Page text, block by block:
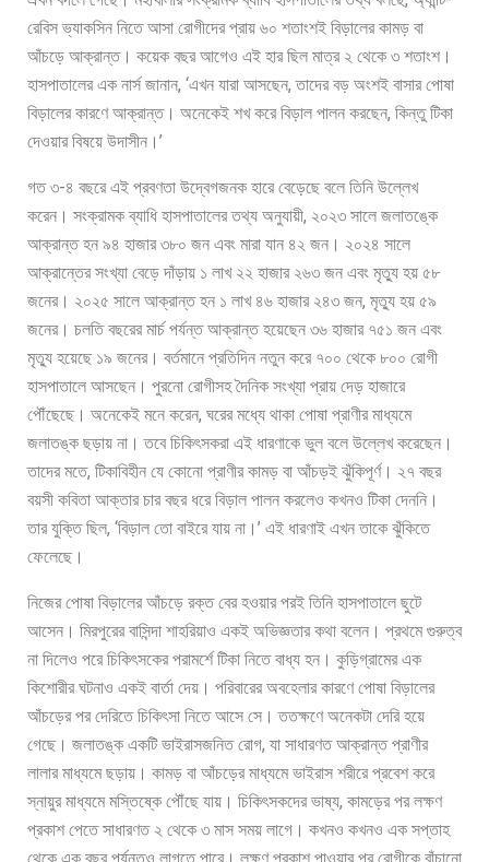
রেবিস ভ্যাকসিন নিতে আসা রোগীদের প্রায় ৬০ শতাংশই বিড়ালের কামড় বা
আঁচড়ে আক্রান্ত। কয়েক বছর আগেও এই হার ছিল মাত্র ২ থেকে ৩ শতাংশ।
হাসপাতালের এক নার্স জানান, ‘এখন যারা আসছেন, তাদের বড় অংশই বাসার পোষা
বিড়ালের কারণে আক্রান্ত। অনেকেই শখ করে বিড়াল পালন করছেন, কিন্তু টিকা
দেওয়ার বিষয়ে উদাসীন।’
গত ৩-৪ বছরে এই প্রবণতা উদ্বেগজনক হারে বেড়েছে বলে তিনি উল্লেখ
করেন। সংক্রামক ব্যাধি হাসপাতালের তথ্য অনুযায়ী, ২০২৩ সালে জলাতঙ্কে
আক্রান্ত হন ৯৪ হাজার ৩৮০ জন এবং মারা যান ৪২ জন। ২০২৪ সালে
আক্রান্তের সংখ্যা বেড়ে দাঁড়ায় ১ লাখ ২২ হাজার ২৬৩ জন এবং মৃত্যু হয় ৫৮
জনের। ২০২৫ সালে আক্রান্ত হন ১ লাখ ৪৬ হাজার ২৪৩ জন, মৃত্যু হয় ৫৯
জনের। চলতি বছরের মার্চ পর্যন্ত আক্রান্ত হয়েছেন ৩৬ হাজার ৭৫১ জন এবং
মৃত্যু হয়েছে ১৯ জনের। বর্তমানে প্রতিদিন নতুন করে ৭০০ থেকে ৮০০ রোগী
হাসপাতালে আসছেন। পুরনো রোগীসহ দৈনিক সংখ্যা প্রায় দেড় হাজারে
পৌঁছেছে। অনেকেই মনে করেন, ঘরের মধ্যে থাকা পোষা প্রাণীর মাধ্যমে
জলাতঙ্ক ছড়ায় না। তবে চিকিৎসকরা এই ধারণাকে ভুল বলে উল্লেখ করেছেন।
তাদের মতে, টিকাবিহীন যে কোনো প্রাণীর কামড় বা আঁচড়ই ঝুঁকিপূর্ণ। ২৭ বছর
বয়সী কবিতা আক্তার চার বছর ধরে বিড়াল পালন করলেও কখনও টিকা দেননি।
তার যুক্তি ছিল, ‘বিড়াল তো বাইরে যায় না।’ এই ধারণাই এখন তাকে ঝুঁকিতে
ফেলেছে।
নিজের পোষা বিড়ালের আঁচড়ে রক্ত বের হওয়ার পরই তিনি হাসপাতালে ছুটে
আসেন। মিরপুরের বাসিন্দা শাহরিয়াও একই অভিজ্ঞতার কথা বলেন। প্রথমে গুরুত্ব
না দিলেও পরে চিকিৎসকের পরামর্শে টিকা নিতে বাধ্য হন। কুড়িগ্রামের এক
কিশোরীর ঘটনাও একই বার্তা দেয়। পরিবারের অবহেলার কারণে পোষা বিড়ালের
আঁচড়ের পর দেরিতে চিকিৎসা নিতে আসে সে। ততক্ষণে অনেকটা দেরি হয়ে
গেছে। জলাতঙ্ক একটি ভাইরাসজনিত রোগ, যা সাধারণত আক্রান্ত প্রাণীর
লালার মাধ্যমে ছড়ায়। কামড় বা আঁচড়ের মাধ্যমে ভাইরাস শরীরে প্রবেশ করে
স্নায়ুর মাধ্যমে মস্তিষ্কে পৌঁছে যায়। চিকিৎসকদের ভাষ্য, কামড়ের পর লক্ষণ
প্রকাশ পেতে সাধারণত ২ থেকে ৩ মাস সময় লাগে। কখনও কখনও এক সপ্তাহ